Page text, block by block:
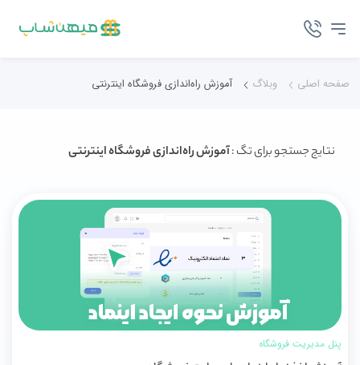
صفحه اصلی وبلاگ آموزش راه‌اندازی فروشگاه اینترنتی
نتایج جستجو برای تگ :آموزش راه‌اندازی فروشگاه اینترنتی
پنل مدیریت فروشگاه